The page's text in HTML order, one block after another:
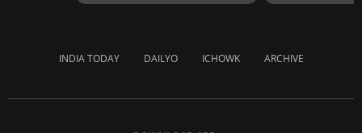
INDIA TODAY DAILYO ICHOWK ARCHIVE